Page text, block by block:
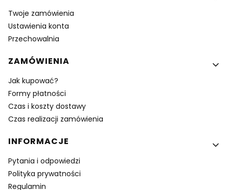
Twoje zamówienia
Ustawienia konta
Przechowalnia
ZAMÓWIENIA
Jak kupować?
Formy płatności
Czas i koszty dostawy
Czas realizacji zamówienia
INFORMACJE
Pytania i odpowiedzi
Polityka prywatności
Regulamin